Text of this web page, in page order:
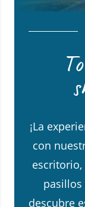
¡La
con
pasillos
descubre